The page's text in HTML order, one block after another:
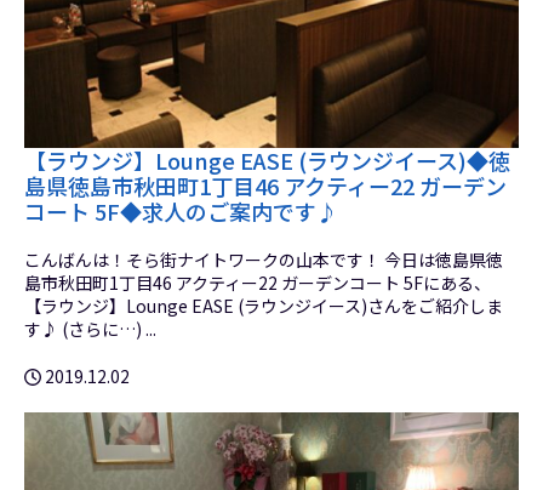
【ラウンジ】Lounge EASE (ラウンジイース)◆徳
島県徳島市秋田町1丁目46 アクティー22 ガーデン
コート 5F◆求人のご案内です♪
こんばんは！そら街ナイトワークの山本です！ 今日は徳島県徳
島市秋田町1丁目46 アクティー22 ガーデンコート 5Fにある、
【ラウンジ】Lounge EASE (ラウンジイース)さんをご紹介しま
す♪ (さらに…) ...
2019.12.02